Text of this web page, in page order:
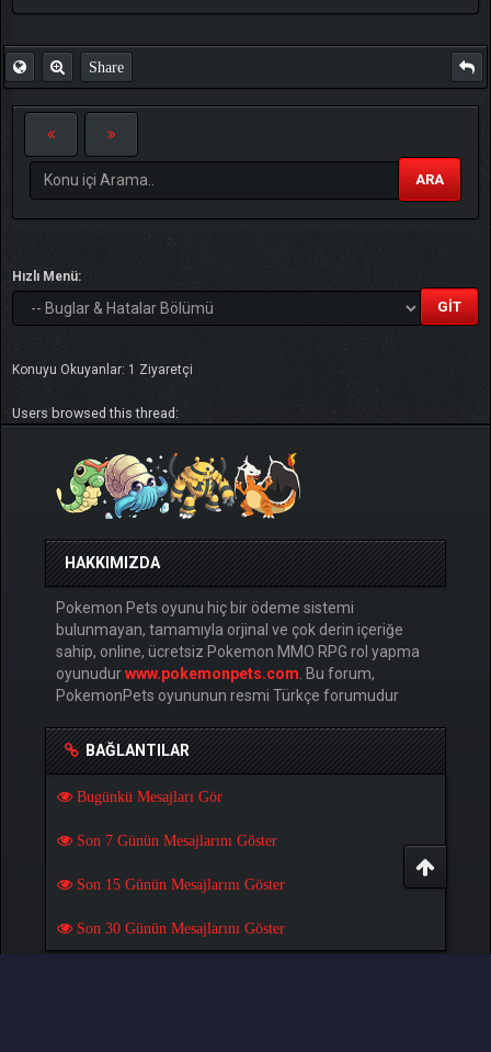
Share
ARA
Hızlı Menü:
Konuyu Okuyanlar: 1 Ziyaretçi
Users browsed this thread:
HAKKIMIZDA
Pokemon Pets oyunu hiç bir ödeme sistemi
bulunmayan, tamamıyla orjinal ve çok derin içeriğe
sahip, online, ücretsiz Pokemon MMO RPG rol yapma
oyunudurwww.pokemonpets.com . Bu forum,
PokemonPets oyununun resmi Türkçe forumudur
BAĞLANTILAR
Bugünkü Mesajları Gör
Son 7 Günün Mesajlarını Göster
Son 15 Günün Mesajlarını Göster
Son 30 Günün Mesajlarını Göster